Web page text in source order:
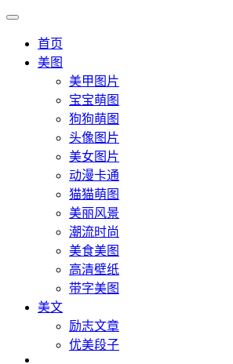
首页
美图
美甲图片
宝宝萌图
狗狗萌图
头像图片
美女图片
动漫卡通
猫猫萌图
美丽风景
潮流时尚
美食美图
高清壁纸
带字美图
美文
励志文章
优美段子